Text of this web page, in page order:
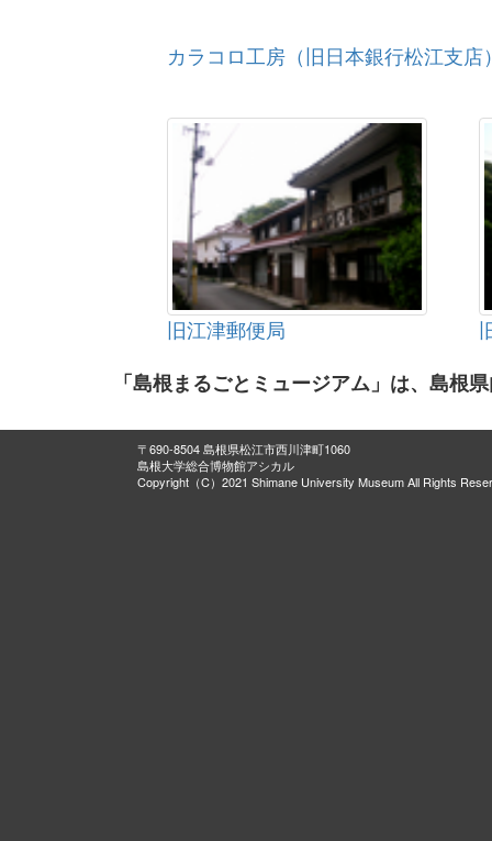
カラコロ工房（旧日本銀行松江支店
旧江津郵便局
「島根まるごとミュージアム」は、島根
〒690-8504 島根県松江市西川津町1060
島根大学総合博物館アシカル
Copyright（C）2021 Shimane University Museum All Rights